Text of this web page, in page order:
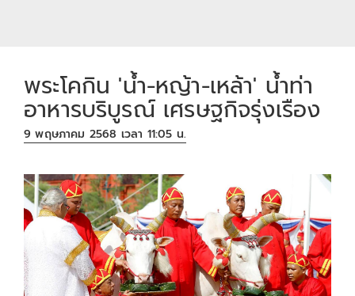
พระโคกิน 'น้ำ-หญ้า-เหล้า' น้ำท่า
อาหารบริบูรณ์ เศรษฐกิจรุ่งเรือง
9 พฤษภาคม 2568 เวลา 11:05 น.